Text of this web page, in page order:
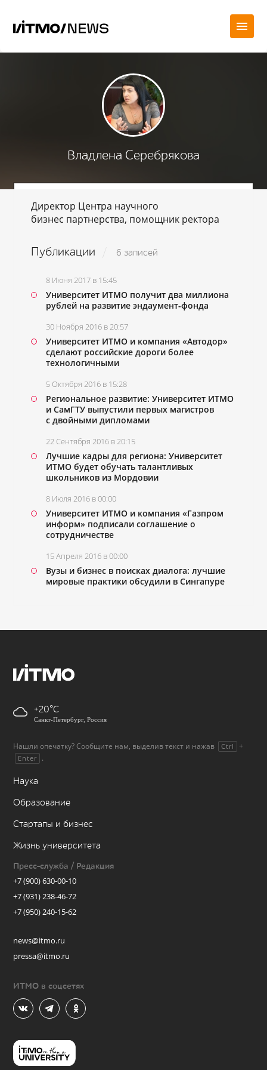
Владлена Серебрякова
Директор Центра научного
бизнес партнерства, помощник ректора
Публикации 6 записей
8 Июня 2017 в 15:45
Университет ИТМО получит два миллиона
рублей на развитие эндаумент-фонда
30 Ноября 2016 в 20:57
Университет ИТМО и компания «Автодор»
сделают российские дороги более
технологичными
5 Октября 2016 в 15:28
Региональное развитие: Университет ИТМО
и СамГТУ выпустили первых магистров
с двойными дипломами
22 Сентября 2016 в 20:15
Лучшие кадры для региона: Университет
ИТМО будет обучать талантливых
школьников из Мордовии
8 Июля 2016 в 00:00
Университет ИТМО и компания «Газпром
информ» подписали соглашение о
сотрудничестве
15 Апреля 2016 в 00:00
Вузы и бизнес в поисках диалога: лучшие
мировые практики обсудили в Сингапуре
+20
Санкт-Петербург, Россия
Нашли опечатку? Сообщите нам, выделив текст и нажав Ctrl +
Enter .
Наука
Образование
Стартапы и бизнес
Жизнь университета
Пресс-служба / Редакция
+7 (900) 630-00-10
+7 (931) 238-46-72
+7 (950) 240-15-62
news@itmo.ru
pressa@itmo.ru
ИТМО в соцсетях